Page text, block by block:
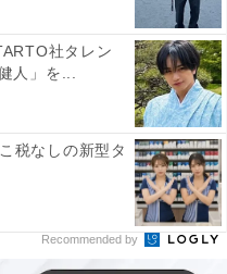
機能と自然のバランス
県）、「友人が水戸市に
るが、都内からも2時
たよりも栄えていた」
施設が多くて買い物に困
といった声がありまし
す
社タレン
人」を...
税なしの新型タ
Recommended by